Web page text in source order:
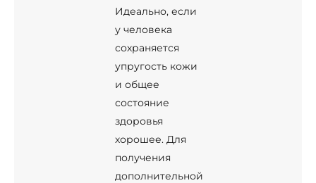
Идеально, если
у человека
сохраняется
упругость кожи
и общее
состояние
здоровья
хорошее. Для
получения
дополнительной